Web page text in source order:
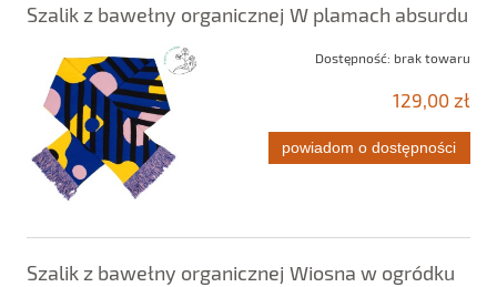
Szalik z bawełny organicznej W plamach absurdu
Dostępność: brak towaru
129,00 zł
powiadom o dostępności
Szalik z bawełny organicznej Wiosna w ogródku